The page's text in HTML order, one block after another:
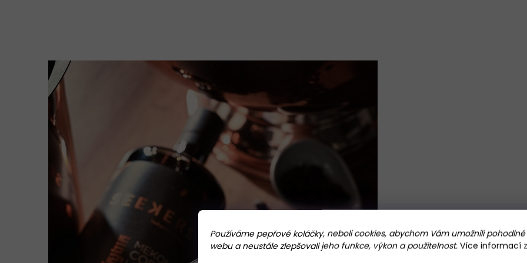
Používáme pepřové koláčky, neboli cookies, abychom Vám umožnili
webu a neustále zlepšovali jeho funkce, výkon a použitelnost. Více informací
Pro